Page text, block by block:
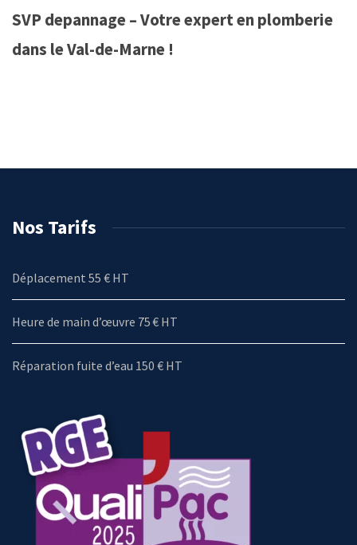
SVP depannage – Votre expert en plomberie
dans le Val-de-Marne !
Nos Tarifs
Déplacement 55 € HT
Heure de main d’œuvre 75 € HT
Réparation fuite d’eau 150 € HT